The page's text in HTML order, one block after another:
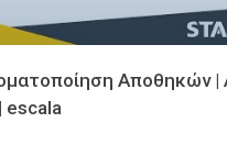
Αποθηκών |
escala